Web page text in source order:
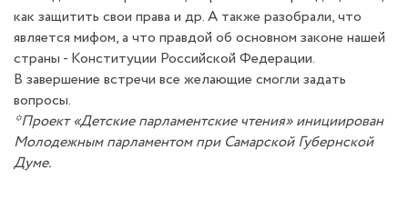
как защитить свои права и др. А также разобрали, что
является мифом, а что правдой об основном законе нашей
страны - Конституции Российской Федерации.
В завершение встречи все желающие смогли задать
вопросы.
*Проект «Детские парламентские чтения» инициирован
Молодежным парламентом при Самарской Губернской
Думе.